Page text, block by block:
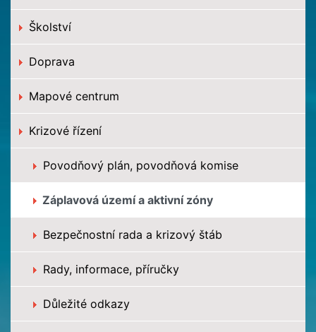
Školství
Doprava
Mapové centrum
Krizové řízení
Povodňový plán, povodňová komise
Záplavová území a aktivní zóny
Bezpečnostní rada a krizový štáb
Rady, informace, příručky
Důležité odkazy